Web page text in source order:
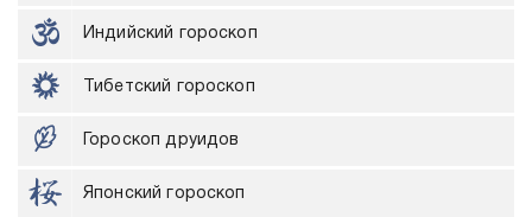
Индийский гороскоп
Тибетский гороскоп
Гороскоп друидов
Японский гороскоп